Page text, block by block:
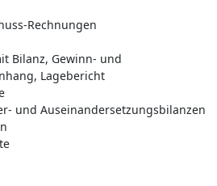
Rechnungen
Bilanz, Gewinn- und
Lagebericht
und Auseinandersetzungsbilanzen